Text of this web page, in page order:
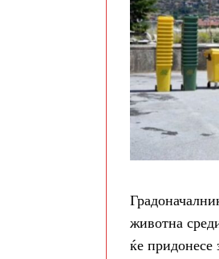
животна
ќе придонесе